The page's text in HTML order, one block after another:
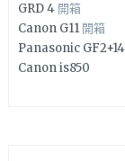
GRD 4 開箱
Canon G11 開箱
Panasonic
Canon is850